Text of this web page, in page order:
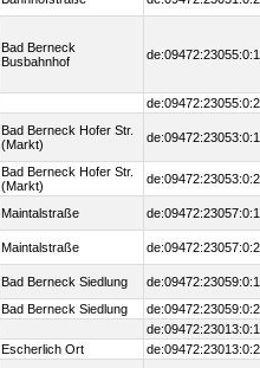
Bad Berneck
Busbahnhof
de:09472:23055:0:1
de:09472:23055:0:2
Bad Berneck Hofer Str.
(Markt)
de:09472:23053:0:1
Bad Berneck Hofer Str.
(Markt)
de:09472:23053:0:2
Maintalstraße de:09472:23057:0:1
Maintalstraße de:09472:23057:0:2
Bad Berneck Siedlung
de:09472:23059:0:1
Bad Berneck Siedlung
de:09472:23059:0:2
de:09472:23013:0:1
Escherlich Ort
de:09472:23013:0:2